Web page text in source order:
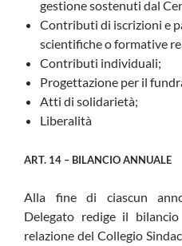
gestione sostenuti dal
Contributi di iscrizioni e
scientifiche o formative
Contributi individuali;
Progettazione per il
Atti di solidarietà;
Liberalità
ART. 14 – BILANCIO ANNUALE
Alla fine di ciascun
Delegato redige il
relazione del Collegio